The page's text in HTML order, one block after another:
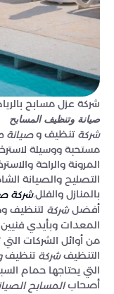
شركة عزل مسابح
صيانة وتنظيف المسابح
شركة تنظيف وصيانة
مستحبة ووسيلة
المرونة والراحة
التصليح والصيانة
بالمنازل والفلل.شركة
أفضلشركة لتنظيف
المعدات وبأيدي
من أوائل الشركات
التنظيفشركة تنظيف
التي يحتاجها حمام
أصحابالمسابح